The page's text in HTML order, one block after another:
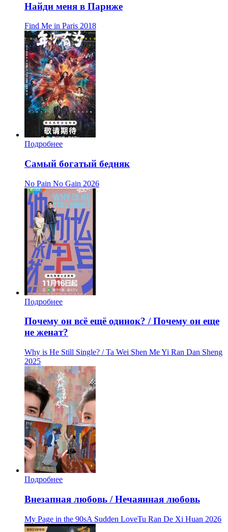
Найди меня в Париже
Find Me in Paris 2018
Подробнее
Самый богатый бедняк
No Pain No Gain 2026
Подробнее
Почему он всё ещё одинок? / Почему он еще
не женат?
Why is He Still Single? / Ta Wei Shen Me Yi Ran Dan Sheng
2025
Подробнее
Внезапная любовь / Нечаянная любовь
My Page in the 90sA Sudden LoveTu Ran De Xi Huan 2026